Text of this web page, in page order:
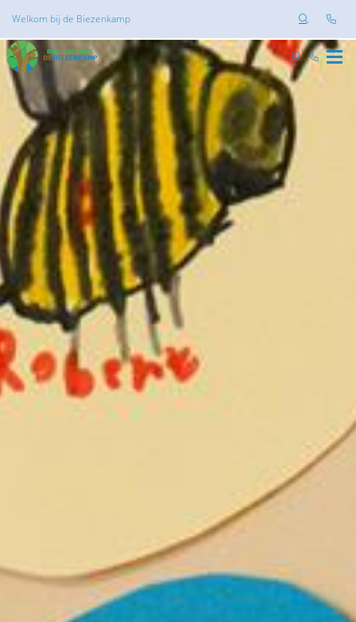
Welkom bij de Biezenkamp